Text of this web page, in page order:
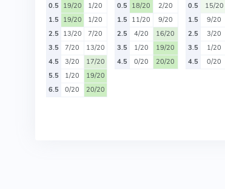
0.5 19/20
1/20
1.5 19/20
1/20
2.5 13/20
7/20
3.5
7/20
13/20
4.5
3/20
17/20
5.5
1/20
19/20
6.5
0/20 20/20
0.5 18/20
2/20
1.5 11/20
9/20
2.5
4/20
16/20
3.5
1/20
19/20
4.5
0/20 20/20
0.5
15/20
1.5
9/20
2.5
3/20
3.5
1/20
4.5
0/20